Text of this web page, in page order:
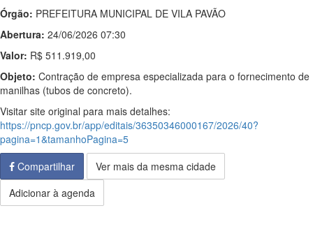
Órgão: PREFEITURA MUNICIPAL DE VILA PAVÃO
Abertura: 24/06/2026 07:30
Valor: R$ 511.919,00
Objeto: Contração de empresa especializada para o fornecimento de
manilhas (tubos de concreto).
Visitar site original para mais detalhes:
https://pncp.gov.br/app/editais/36350346000167/2026/40?
pagina=1&tamanhoPagina=5
Compartilhar
Ver mais da mesma cidade
Adicionar à agenda